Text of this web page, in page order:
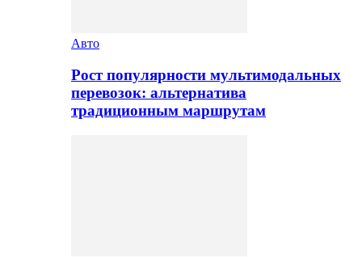
Авто
Рост популярности мультимодальных
перевозок: альтернатива
традиционным маршрутам